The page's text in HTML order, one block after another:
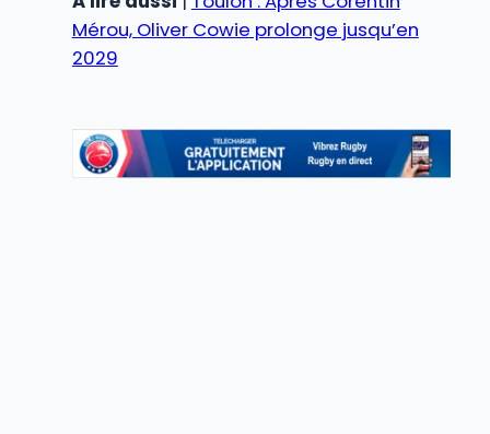
Mérou, Oliver Cowie prolonge jusqu’en
2029